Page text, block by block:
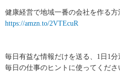
健康経営で地域一番の会社を作る方
https://amzn.to/2VTEcuR
毎日有益な情報だけを送る、1日1分
毎日の仕事のヒントに使ってくださ